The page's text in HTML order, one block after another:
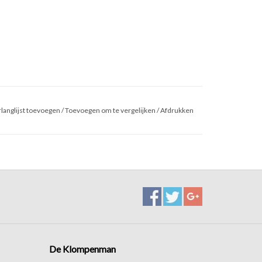
toevoegen /Toevoegen om te vergelijken /Afdrukken
De Klompenman